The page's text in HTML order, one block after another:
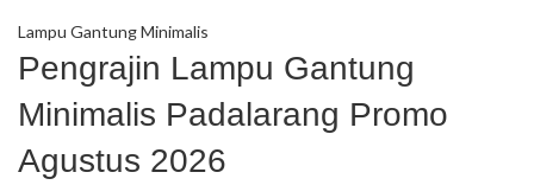
Lampu Gantung Minimalis
Pengrajin Lampu Gantung
Minimalis Padalarang Promo
Agustus 2026